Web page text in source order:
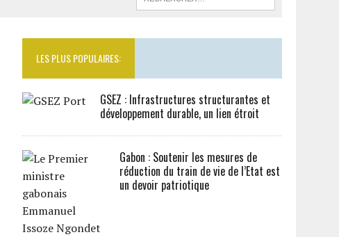
LES PLUS POPULAIRES:
GSEZ : Infrastructures structurantes et
développement durable, un lien étroit
Gabon : Soutenir les mesures de
réduction du train de vie de l’Etat est
un devoir patriotique